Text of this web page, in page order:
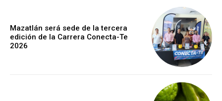
Mazatlán será sede de la tercera
edición de la Carrera Conecta-Te
2026